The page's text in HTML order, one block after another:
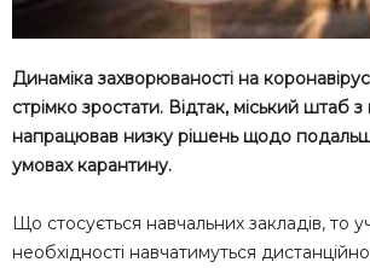
Динаміка захворюваності на
стрімко зростати. Відтак, міський штаб з
напрацював низку рішень щодо
умовах карантину.
Що стосується навчальних закладів, то
необхідності навчатимуться